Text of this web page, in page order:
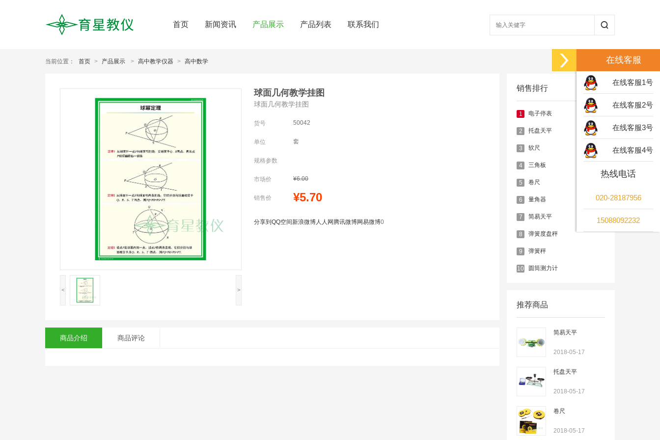
首页 新闻资讯 产品展示 产品列表 联系我们
当前位置： 首页 > 产品展示 > 高中教学仪器 > 高中数学
< >
球面几何教学挂图
球面几何教学挂图
货号 50042
单位 套
规格参数
市场价 ¥6.00
销售价 ¥5.70
分享到 QQ空间新浪微博人人网 腾讯微博网易微博0
商品介绍 商品评论
销售排行
1 电子停表
2 托盘天平
3 软尺
4 三角板
5 卷尺
6 量角器
7 简易天平
8 弹簧度盘秤
9 弹簧秤
10 圆筒测力计
推荐商品
简易天平
2018-05-17
托盘天平
2018-05-17
卷尺
2018-05-17
在线客服
在线客服1号
在线客服2号
在线客服3号
在线客服4号
热线电话
020-28187956
15088092232